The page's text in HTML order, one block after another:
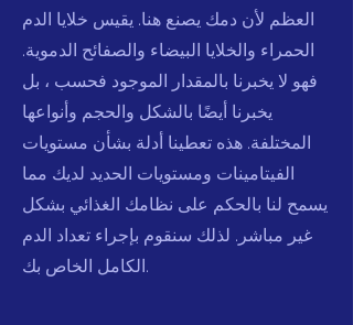
العظم لأن دمك يصنع هنا. يقيس خلايا الدم
الحمراء والخلايا البيضاء والصفائح الدموية.
فهو لا يخبرنا بالمقدار الموجود فحسب ، بل
يخبرنا أيضًا بالشكل والحجم وأنواعها
المختلفة. هذه تعطينا أدلة بشأن مستويات
الفيتامينات ومستويات الحديد لديك مما
يسمح لنا بالحكم على نظامك الغذائي بشكل
غير مباشر. لذلك سنقوم بإجراء تعداد الدم
الكامل الخاص بك.